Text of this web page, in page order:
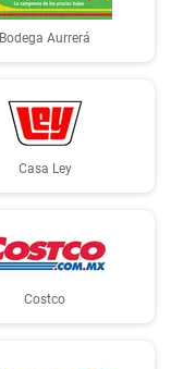
Bodega Aurrerá
Casa Ley
Costco